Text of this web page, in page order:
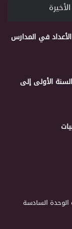
الأخيرة
في المدارس
الأولى إلى
الوحدة السادسة